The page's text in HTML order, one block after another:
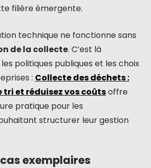
filière émergente.
technique ne fonctionne sans
de la collecte. C’est là
politiques publiques et les choix
: Collecte des déchets :
et réduisez vos coûtsoffre
pratique pour les
structurer leur gestion
exemplaires